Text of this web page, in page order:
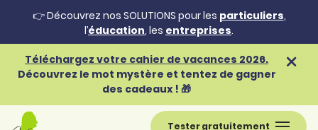
👉 Découvrez nos SOLUTIONS pour les particuliers,
l’éducation, les entreprises.
Téléchargez votre cahier de vacances 2026.
Découvrez le mot mystère et tentez de gagner
des cadeaux ! 🎁
Tester gratuitement